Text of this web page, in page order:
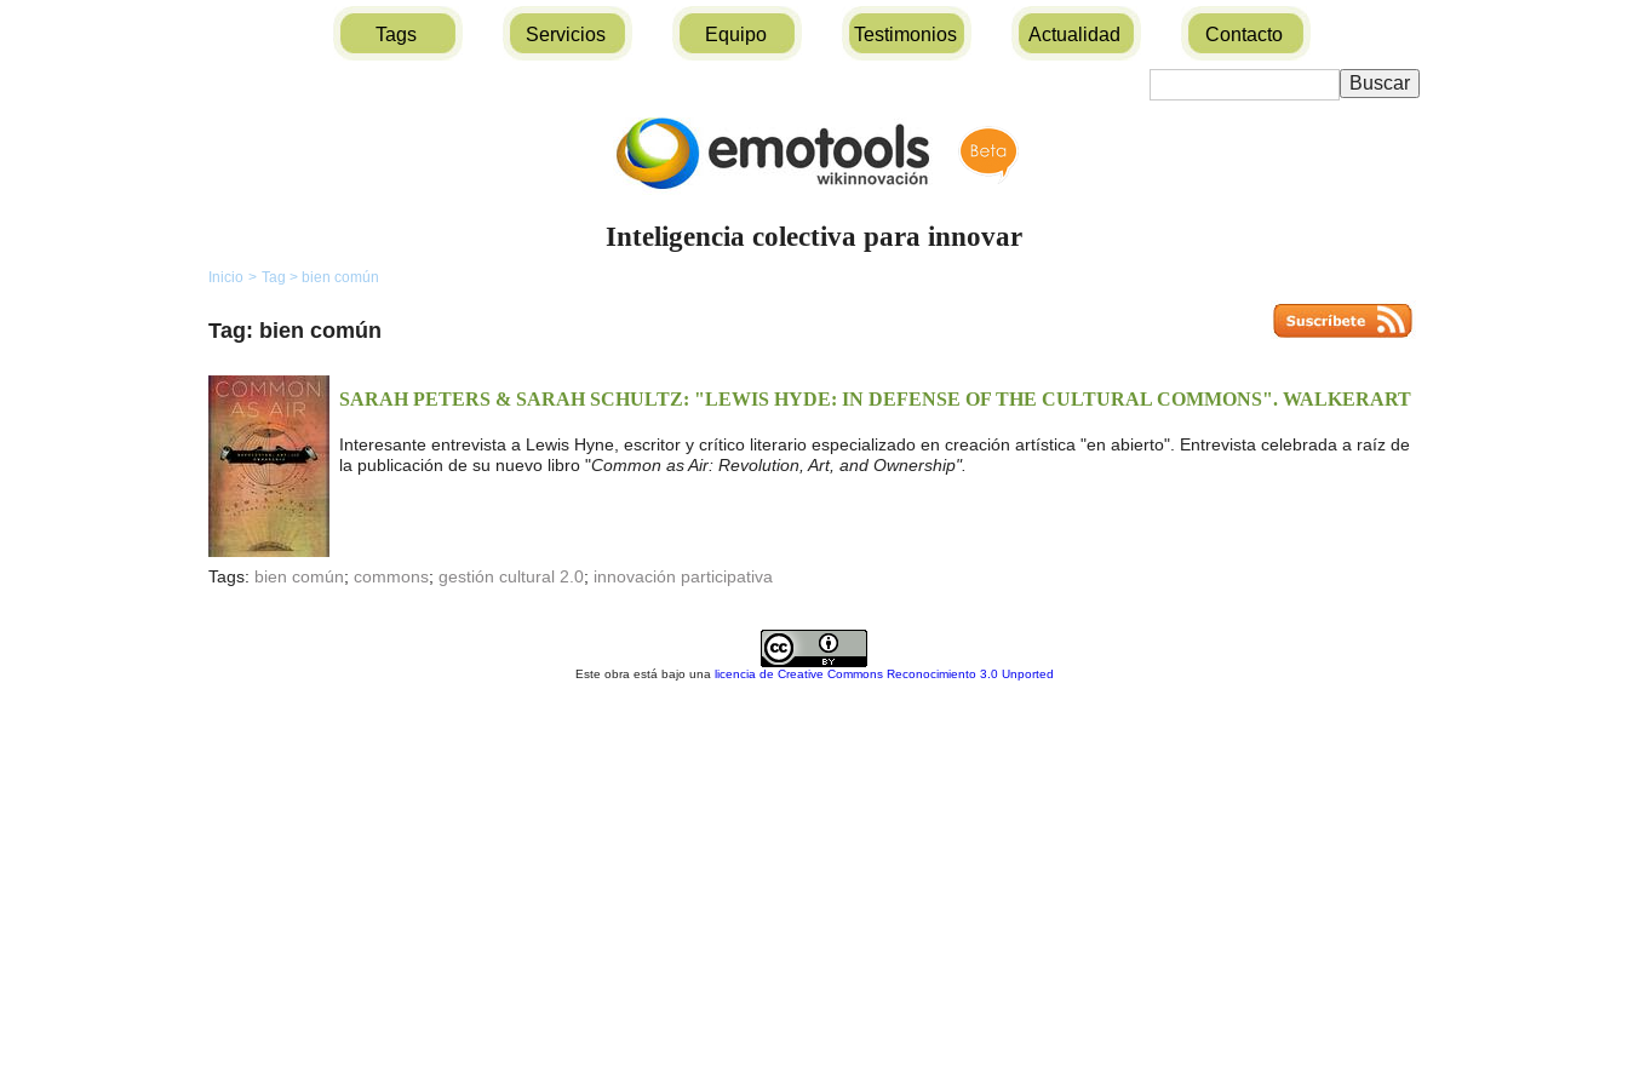
Tags Servicios Equipo Testimonios Actualidad Contacto
Inteligencia colectiva para innovar
Inicio > Tag > bien común
Tag: bien común
SARAH PETERS & SARAH SCHULTZ: "LEWIS HYDE: IN DEFENSE OF THE CULTURAL COMMONS". WALKERART
Interesante entrevista a Lewis Hyne, escritor y crítico literario especializado en creación artística "en abierto". Entrevista celebrada a raíz de
la publicación de su nuevo libro "Common as Air: Revolution, Art, and Ownership".
Tags: bien común; commons; gestión cultural 2.0; innovación participativa
Este obra está bajo una licencia de Creative Commons Reconocimiento 3.0 Unported